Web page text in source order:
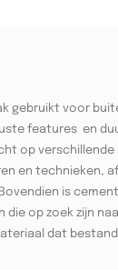
gebruikt voor
features en
op
en technieken,
is
die op zoek zijn
dat